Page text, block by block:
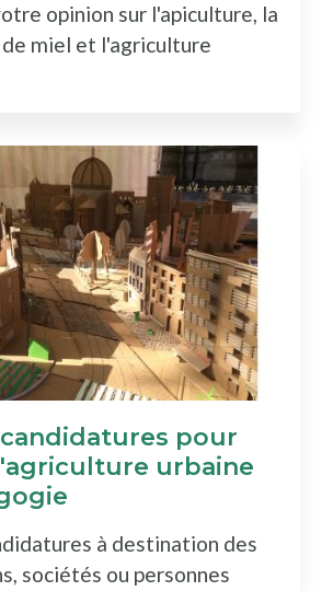
opinion sur l'apiculture, la
miel et l'agriculture
pour
urbaine
à destination des
sociétés ou personnes